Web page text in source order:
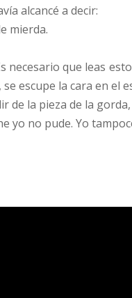
alcancé a decir:
mierda.
necesario que leas
escupe la cara en el
de la pieza de la
yo no pude. Yo